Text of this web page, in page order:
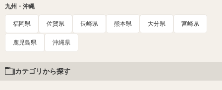
九州・沖縄
福岡県 佐賀県 長崎県 熊本県 大分県 宮崎県
鹿児島県 沖縄県
カテゴリから探す